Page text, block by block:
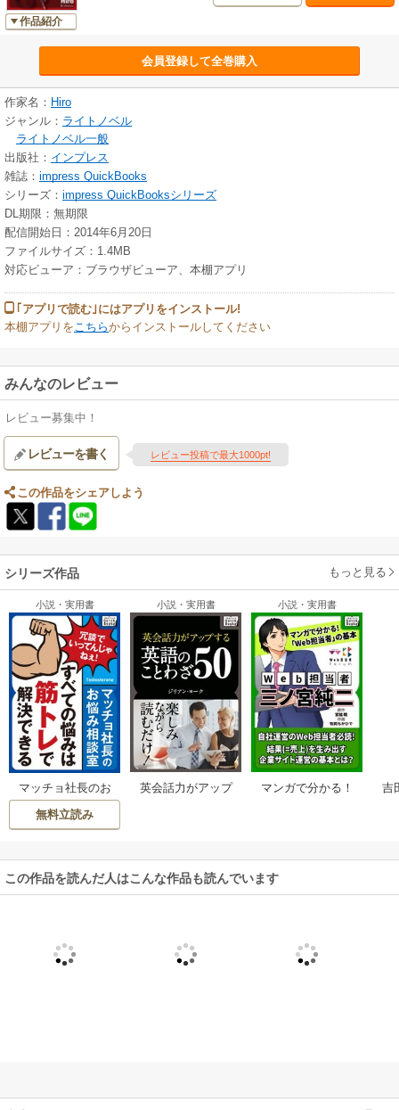
読後は、タイトルが切なさを呼びます。
＜著者＞
東京生まれの東京育ちだが、なぜか本籍は千葉県。
読書傾向や一般常識に偏りがあることを自覚しているため、『偏った生き
物』と自称することが多い。ソロで電子書籍を出すのは『ボクはそんなに
悪くない』が初。他、upppiから『友食』（ホラー小説コンテスト大賞
作）、『俺の嫁に触るんじゃない！』（俺の嫁創作コンテスト優秀作）を
各コンテストの作品集に収録。1冊200円で他の優秀作とのセットなので大
変お買い得です。
ブログ『Ｈｉｒｏ様の書庫』 http://hiro-syoko.blog.jp/
ツイッター @HiroEX
＜表紙イラスト＞
shinoura
作品紹介
会員登録して全巻購入
作家名： Hiro
ジャンル： ライトノベル
ライトノベル一般
出版社： インプレス
雑誌： impress QuickBooks
シリーズ： impress QuickBooksシリーズ
DL期限：無期限
配信開始日：2014年6月20日
ファイルサイズ：1.4MB
対応ビューア：ブラウザビューア、本棚アプリ
｢アプリで読む｣にはアプリをインストール!
本棚アプリを こちらからインストールしてください
みんなのレビュー
レビュー募集中！
レビューを書く レビュー投稿で最大1000pt!
この作品をシェアしよう
シリーズ作品 もっと見る
小説・実用書
マッチョ社長のお
悩み相談室 すべて
の悩みは筋トレで
無料立読み
小説・実用書
英会話力がアップ
小説・実用書
マンガで分かる！
吉
馬
信
この作品を読んだ人はこんな作品も読んでいます